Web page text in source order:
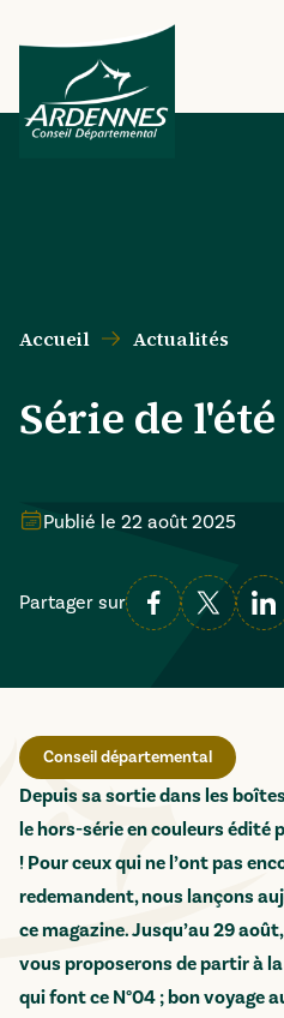
Accueil Actualités
Série de
Publié le 22 août 2025
Partager sur
Conseil départemental
Depuis sa sortie dans les
le hors-série en couleurs édité
! Pour ceux qui ne l’ont pas
redemandent, nous lançons
ce magazine. Jusqu’au 29
vous proposerons de partir à
qui font ce N°04 ; bon voyage